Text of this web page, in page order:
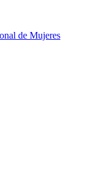
de Mujeres